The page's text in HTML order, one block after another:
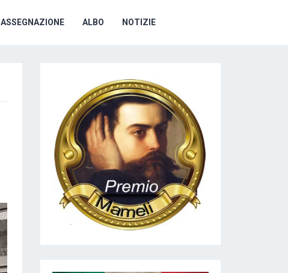
ASSEGNAZIONE ALBO NOTIZIE